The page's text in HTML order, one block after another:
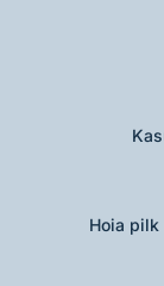
Hoia pilk